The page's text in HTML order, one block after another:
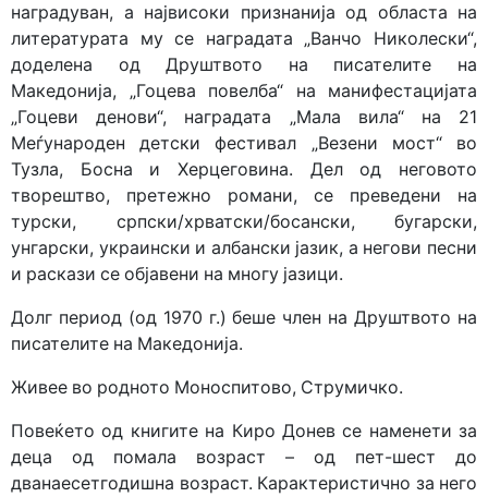
наградуван, а највисоки признанија од областа на
литературата му се наградата „Ванчо Николески“,
доделена од Друштвото на писателите на
Македонија, „Гоцева повел­ба“ на манифес­та­ци­јата
„Гоцеви денови“, наградата „Мала вила“ на 21
Меѓународен детски фестивал „Везени мост“ во
Тузла, Босна и Херцеговина. Дел од неговото
творештво, претежно романи, се преведени на
турски, српски/хрват­ски/босански, бугарски,
унгарски, украински и албански јазик, а негови песни
и раскази се објавени на многу јазици.
Долг период (од 1970 г.) беше член на Друштвото на
писа­те­­лите на Македонија.
Живее во родното Моноспитово, Струмичко.
Повеќето од книгите на Киро Донев се наменети за
деца од помала возраст – од пет-шест до
дванаесетгодишна возраст. Карактеристично за него